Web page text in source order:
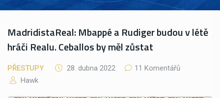
MadridistaReal: Mbappé a Rudiger budou v létě
hráči Realu. Ceballos by měl zůstat
PŘESTUPY 28. dubna 2022
11 Komentářů
Hawk